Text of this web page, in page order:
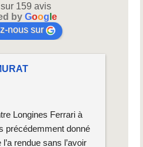
159 avis
by Goog e
nous sur
Longines Ferrari à
précédemment donné
rendue sans l’avoir